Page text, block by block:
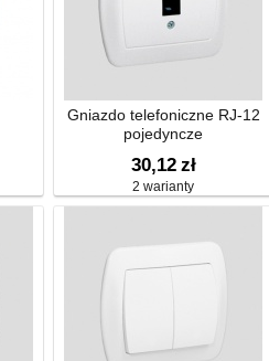
Gniazdo telefoniczne RJ-12
pojedyncze
30,12 zł
2 warianty